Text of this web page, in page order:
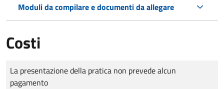
Moduli da compilare e documenti da allegare
Costi
Tipo di pagamento
Importo
La presentazione della pratica non prevede alcun
pagamento